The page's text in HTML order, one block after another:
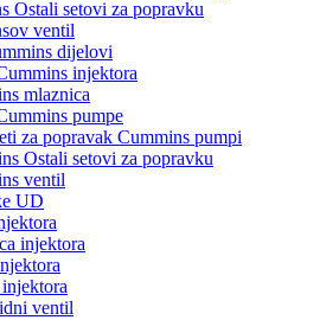
Ostali setovi za popravku
ventil
dijelovi
injektora
mlaznica
pumpe
za popravak Cummins pumpi
Ostali setovi za popravku
ventil
UD
injektora
ventil